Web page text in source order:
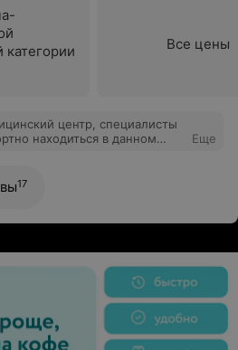
категории
Все цены
центр, специалисты
находиться в данном
Т. В. - ходили с
очень внимательно
этого оставила море
Еще
17